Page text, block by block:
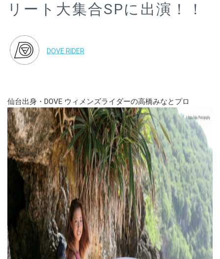
リート大集合SPに出演！！
DOVE RIDER
仙台出身・DOVE ウィメンズライダーの高橋みなとプロ